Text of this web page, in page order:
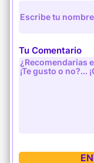
Tu Comentario